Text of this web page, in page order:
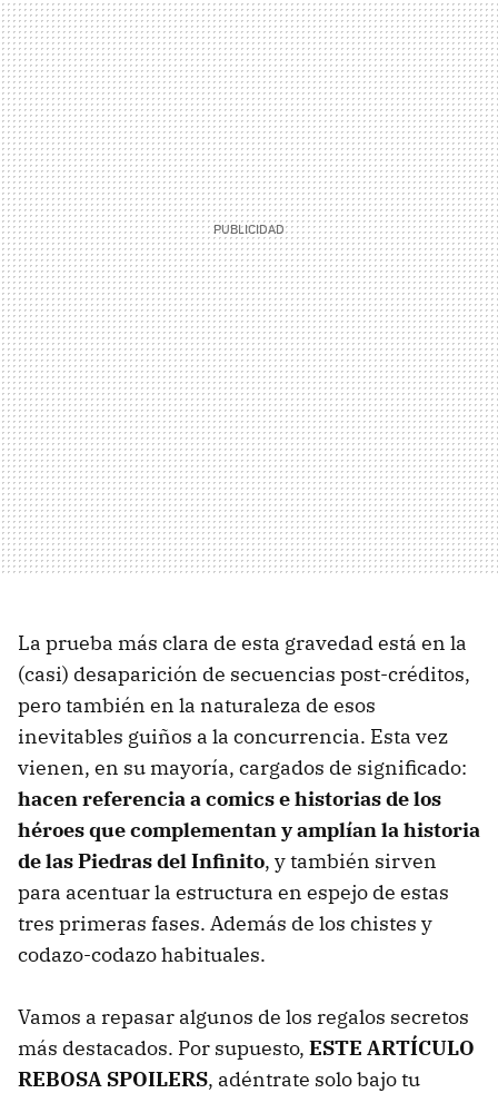
La prueba más clara de esta gravedad está en la
(casi) desaparición de secuencias post-créditos,
pero también en la naturaleza de esos
inevitables guiños a la concurrencia. Esta vez
vienen, en su mayoría, cargados de significado:
hacen referencia a comics e historias de los
héroes que complementan y amplían la historia
de las Piedras del Infinito, y también sirven
para acentuar la estructura en espejo de estas
tres primeras fases. Además de los chistes y
codazo-codazo habituales.
Vamos a repasar algunos de los regalos secretos
más destacados. Por supuesto, ESTE ARTÍCULO
REBOSA SPOILERS, adéntrate solo bajo tu